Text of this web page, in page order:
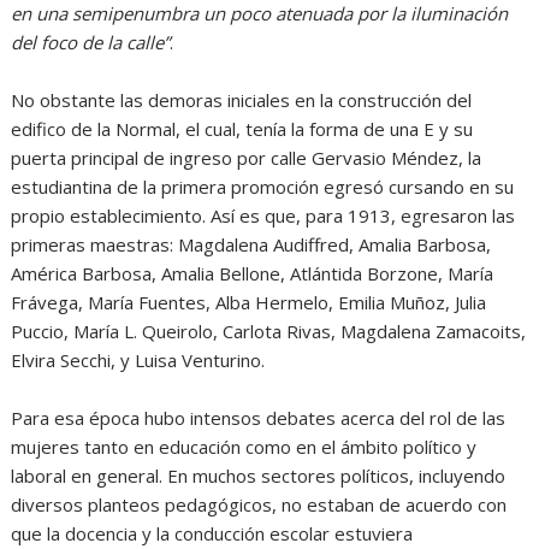
en una semipenumbra un poco atenuada por la iluminación
del foco de la calle”.
No obstante las demoras iniciales en la construcción del
edifico de la Normal, el cual, tenía la forma de una E y su
puerta principal de ingreso por calle Gervasio Méndez, la
estudiantina de la primera promoción egresó cursando en su
propio establecimiento. Así es que, para 1913, egresaron las
primeras maestras: Magdalena Audiffred, Amalia Barbosa,
América Barbosa, Amalia Bellone, Atlántida Borzone, María
Frávega, María Fuentes, Alba Hermelo, Emilia Muñoz, Julia
Puccio, María L. Queirolo, Carlota Rivas, Magdalena Zamacoits,
Elvira Secchi, y Luisa Venturino.
Para esa época hubo intensos debates acerca del rol de las
mujeres tanto en educación como en el ámbito político y
laboral en general. En muchos sectores políticos, incluyendo
diversos planteos pedagógicos, no estaban de acuerdo con
que la docencia y la conducción escolar estuviera